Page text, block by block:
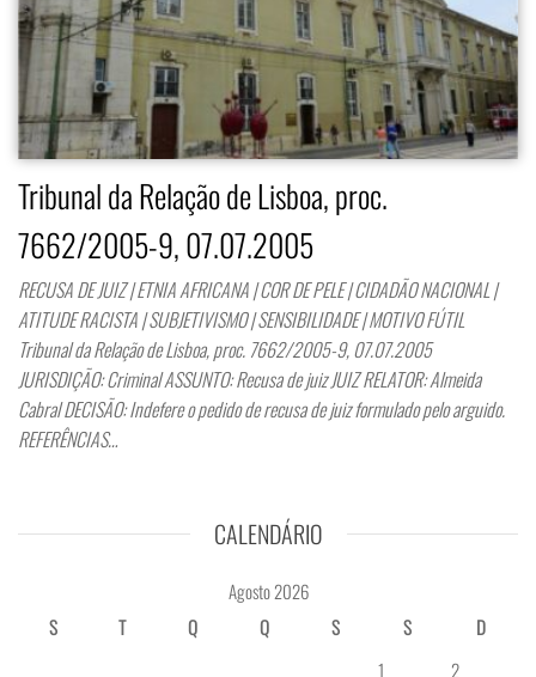
Tribunal da Relação de Lisboa, proc.
7662/2005-9, 07.07.2005
RECUSA DE JUIZ | ETNIA AFRICANA | COR DE PELE | CIDADÃO NACIONAL |
ATITUDE RACISTA | SUBJETIVISMO | SENSIBILIDADE | MOTIVO FÚTIL
Tribunal da Relação de Lisboa, proc. 7662/2005-9, 07.07.2005
JURISDIÇÃO: Criminal ASSUNTO: Recusa de juiz JUIZ RELATOR: Almeida
Cabral DECISÃO: Indefere o pedido de recusa de juiz formulado pelo arguido.
REFERÊNCIAS…
CALENDÁRIO
Agosto 2026
S
T Q Q S S
D
1
2